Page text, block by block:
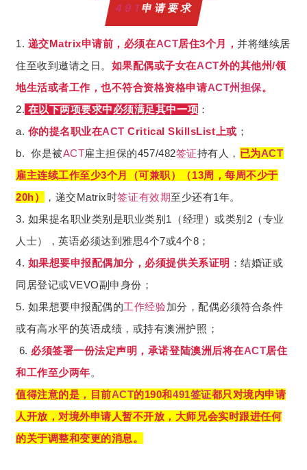
491申请要求
1. 递交Matrix申请前，必须在ACT居住3个月，并将继续居
住至收到邀请之日。 如果配偶或子女在ACT外的其他州/领
地生活或者工作，也不符合资格资格申请ACT州担保。
2. 在以下两项要求中必须满足其中一项 ：
a. 你的提名职业在ACT Critical SkillsList上或 ；
b. 你是被ACT雇主担保的457/482签证持有人， 已为ACT
雇主连续工作至少3个月（可兼职）（13周，每周不少于
20h）
，递交Matrix时签证有效期至少还有1年。
3. 如果提名职业类别是职业类别1（经理）或类别2（专业
人士），英语必须达到雅思4个7或4个8；
4. 如果想要申报配偶加分，必须提供关系证明 ：结婚证或
同居登记或VEVO副申身份；
5. 如果想要申报配偶的工作经验加分，配偶必须符合条件
或有高水平的英语成绩，或持有澳洲护照；
6. 必须签署一份法定声明，承诺登陆澳洲后将在ACT居住
和工作至少两年。
值得注意的是，目前ACT的190和491签证都只对境内申请
人开放，对境外申请人暂不开放，大师兄会实时跟进任何
的关于调整和变更的消息。